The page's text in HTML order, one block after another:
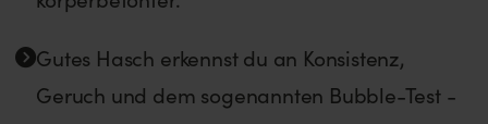
Gutes Hasch erkennst du an Konsistenz,
Geruch und dem sogenannten Bubble-Test -